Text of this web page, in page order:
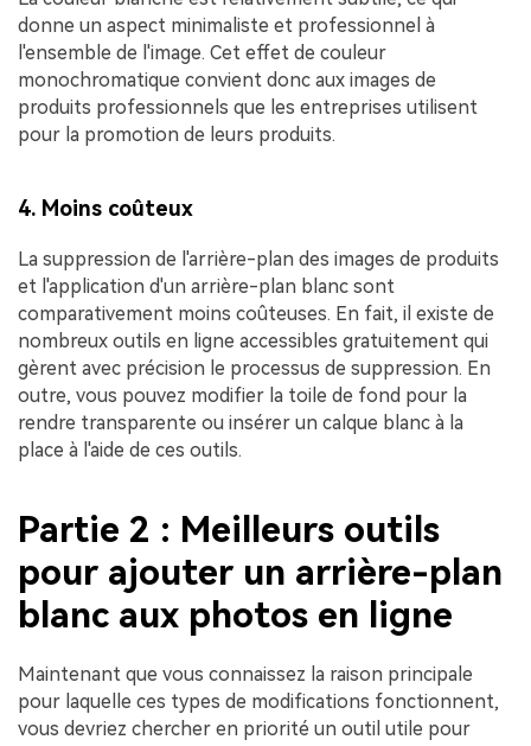
donne un aspect minimaliste et professionnel à
l'ensemble de l'image. Cet effet de couleur
monochromatique convient donc aux images de
produits professionnels que les entreprises utilisent
pour la promotion de leurs produits.
4. Moins coûteux
La suppression de l'arrière-plan des images de produits
et l'application d'un arrière-plan blanc sont
comparativement moins coûteuses. En fait, il existe de
nombreux outils en ligne accessibles gratuitement qui
gèrent avec précision le processus de suppression. En
outre, vous pouvez modifier la toile de fond pour la
rendre transparente ou insérer un calque blanc à la
place à l'aide de ces outils.
Partie 2 : Meilleurs outils
pour ajouter un arrière-plan
blanc aux photos en ligne
Maintenant que vous connaissez la raison principale
pour laquelle ces types de modifications fonctionnent,
vous devriez chercher en priorité un outil utile pour